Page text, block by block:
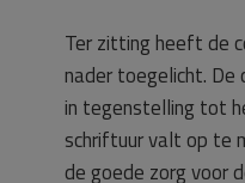
Ter zitting heeft de
nader toegelicht. De
in tegenstelling tot
schriftuur valt op te
de goede zorg voor